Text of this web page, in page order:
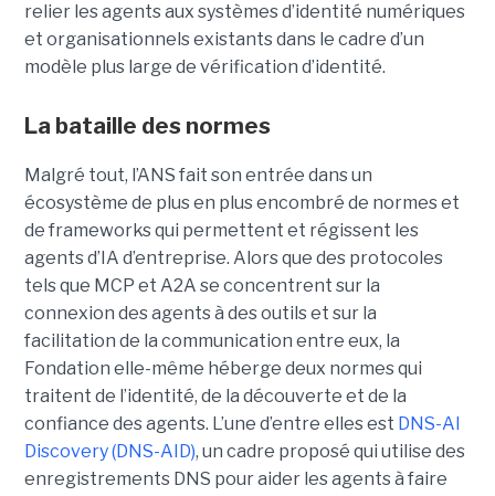
relier les agents aux systèmes d’identité numériques
et organisationnels existants dans le cadre d’un
modèle plus large de vérification d’identité.
La bataille des normes
Malgré tout, l’ANS fait son entrée dans un
écosystème de plus en plus encombré de normes et
de frameworks qui permettent et régissent les
agents d’IA d’entreprise. Alors que des protocoles
tels que MCP et A2A se concentrent sur la
connexion des agents à des outils et sur la
facilitation de la communication entre eux, la
Fondation elle-même héberge deux normes qui
traitent de l’identité, de la découverte et de la
confiance des agents. L’une d’entre elles est DNS-AI
Discovery (DNS-AID), un cadre proposé qui utilise des
enregistrements DNS pour aider les agents à faire